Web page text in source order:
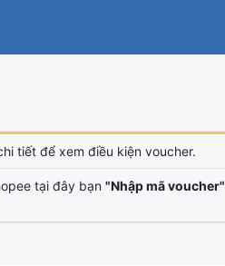
tiết để xem điều kiện voucher.
tại đây bạn "Nhập mã voucher"